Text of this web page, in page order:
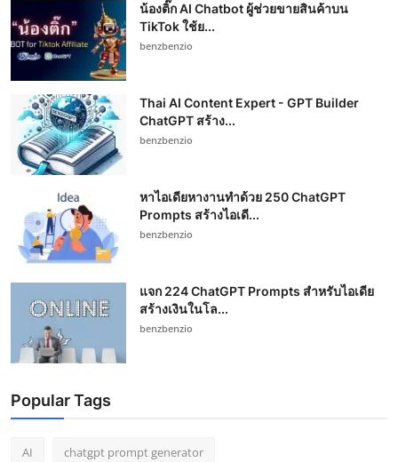
น้องติ๊ก AI Chatbot ผู้ช่วยขายสินค้าบน
TikTok ใช้ย...
benzbenzio
Thai AI Content Expert - GPT Builder
ChatGPT สร้าง...
benzbenzio
หาไอเดียหางานทำด้วย 250 ChatGPT
Prompts สร้างไอเดี...
benzbenzio
แจก 224 ChatGPT Prompts สำหรับไอเดีย
สร้างเงินในโล...
benzbenzio
Popular Tags
AI chatgpt prompt generator